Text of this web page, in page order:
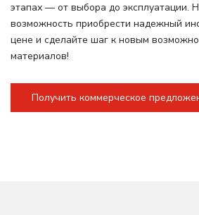
этапах — от выбора до эксплуатации.
возможность приобрести надежный
цене и сделайте шаг к новым
материалов!
Получить коммерческое